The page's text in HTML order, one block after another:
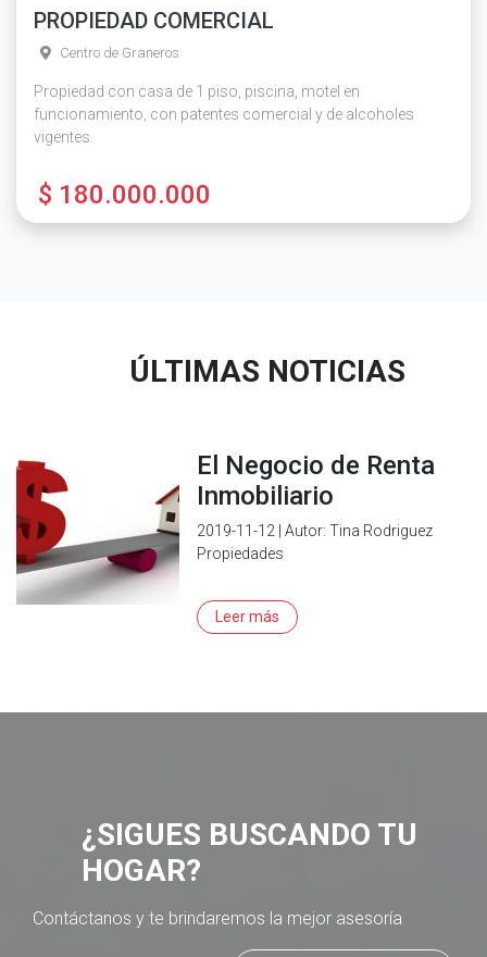
PROPIEDAD COMERCIAL
Centro de Graneros
Propiedad con casa de 1 piso, piscina, motel en
funcionamiento, con patentes comercial y de alcoholes
vigentes.
$ 180.000.000
ÚLTIMAS NOTICIAS
El Negocio de Renta
Inmobiliario
2019-11-12 | Autor: Tina Rodriguez
Propiedades
Leer más
¿SIGUES BUSCANDO TU
HOGAR?
Contáctanos y te brindaremos la mejor asesoría